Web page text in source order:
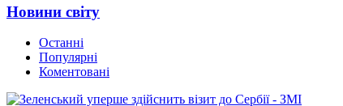
Новини світу
Останні
Популярні
Коментовані